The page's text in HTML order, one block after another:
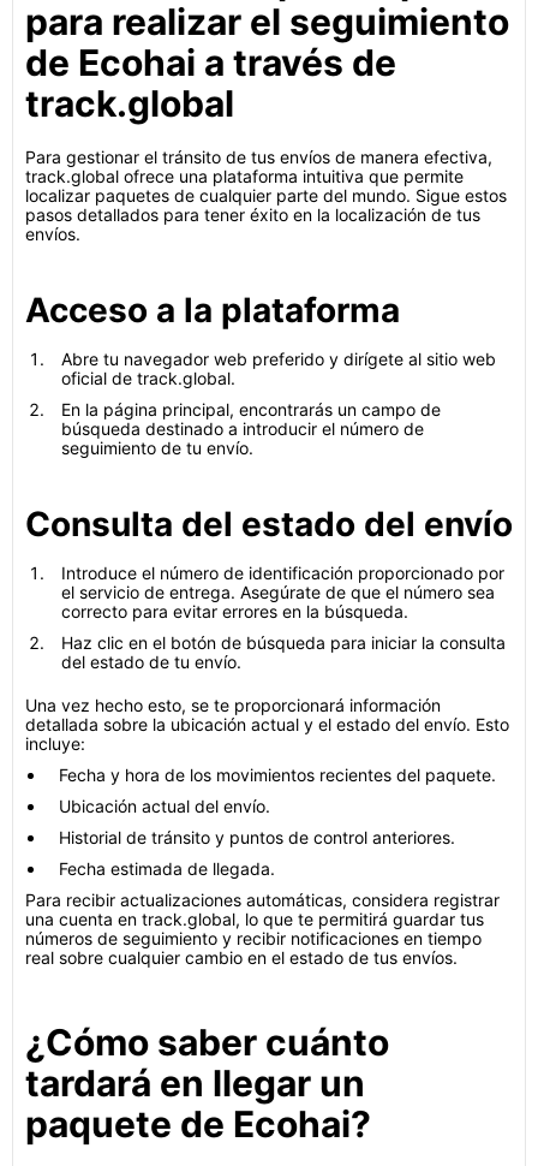
para realizar el seguimiento
de Ecohai a través de
track.global
Para gestionar el tránsito de tus envíos de manera efectiva,
track.global ofrece una plataforma intuitiva que permite
localizar paquetes de cualquier parte del mundo. Sigue estos
pasos detallados para tener éxito en la localización de tus
envíos.
Acceso a la plataforma
Abre tu navegador web preferido y dirígete al sitio web
oficial de track.global.
En la página principal, encontrarás un campo de
búsqueda destinado a introducir el número de
seguimiento de tu envío.
Consulta del estado del envío
Introduce el número de identificación proporcionado por
el servicio de entrega. Asegúrate de que el número sea
correcto para evitar errores en la búsqueda.
Haz clic en el botón de búsqueda para iniciar la consulta
del estado de tu envío.
Una vez hecho esto, se te proporcionará información
detallada sobre la ubicación actual y el estado del envío. Esto
incluye:
Fecha y hora de los movimientos recientes del paquete.
Ubicación actual del envío.
Historial de tránsito y puntos de control anteriores.
Fecha estimada de llegada.
Para recibir actualizaciones automáticas, considera registrar
una cuenta en track.global, lo que te permitirá guardar tus
números de seguimiento y recibir notificaciones en tiempo
real sobre cualquier cambio en el estado de tus envíos.
¿Cómo saber cuánto
tardará en llegar un
paquete de Ecohai?